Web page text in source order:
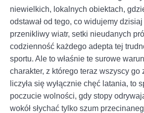
niewielkich, lokalnych obiektach,
odstawał od tego, co widujemy
przenikliwy wiatr, setki nieudanych
codzienność każdego adepta tej
sportu. Ale to właśnie te surowe
charakter, z którego teraz wszyscy go
liczyła się wyłącznie chęć latania, to
poczucie wolności, gdy stopy
wokół słychać tylko szum